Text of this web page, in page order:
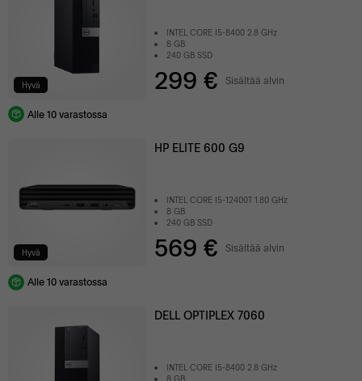
Hyvä
INTEL CORE I5-8400 2.8 GHz
8 GB
240 GB SSD
299 € Sisältää alvin
Alle 10 varastossa
Hyvä
HP ELITE 600 G9
INTEL CORE I5-12400T 1.80 GHz
8 GB
240 GB SSD
569 € Sisältää alvin
Alle 10 varastossa
DELL OPTIPLEX 7060
INTEL CORE I5-8400 2.8 GHz